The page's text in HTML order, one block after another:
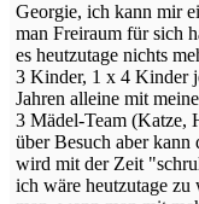
Georgie, ich kann mir
man Freiraum für sich
es heutzutage nichts
3 Kinder, 1 x 4 Kinder
Jahren alleine mit
3 Mädel-Team (Katze,
über Besuch aber kann
wird mit der Zeit
ich wäre heutzutage